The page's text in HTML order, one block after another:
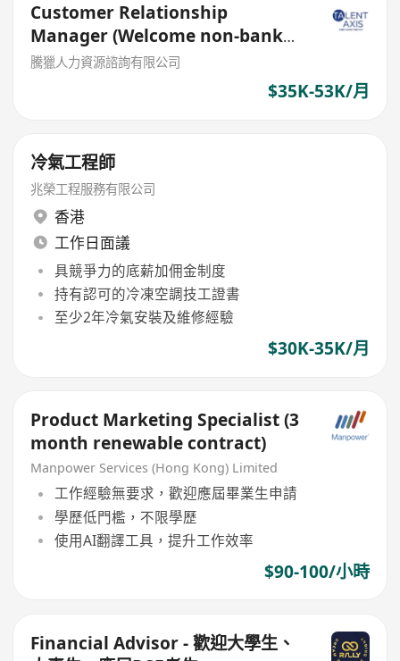
Customer Relationship
Manager (Welcome non-bank
sales person)
騰獵人力資源諮詢有限公司
$35K-53K/月
冷氣工程師
兆榮工程服務有限公司
香港
工作日面議
具競爭力的底薪加佣金制度
持有認可的冷凍空調技工證書
至少2年冷氣安裝及維修經驗
$30K-35K/月
Product Marketing Specialist (3
month renewable contract)
Manpower Services (Hong Kong) Limited
工作經驗無要求，歡迎應屆畢業生申請
學歷低門檻，不限學歷
使用AI翻譯工具，提升工作效率
$90-100/小時
Financial Advisor - 歡迎大學生、